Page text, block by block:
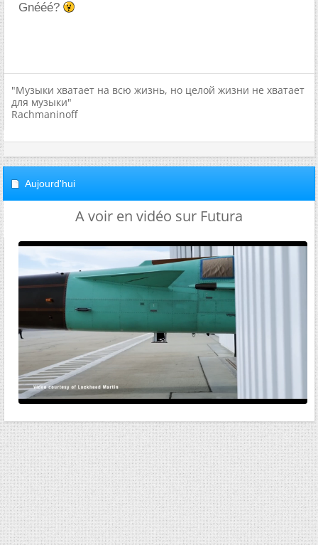
Gnééé?
"Музыки хватает на всю жизнь, но целой жизни не хватает
для музыки"
Rachmaninoff
Aujourd'hui
A voir en vidéo sur Futura